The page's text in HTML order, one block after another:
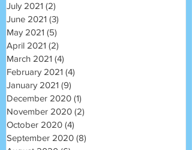
July 2021 (2)
June 2021 (3)
May 2021 (5)
April 2021 (2)
March 2021 (4)
February 2021 (4)
January 2021 (9)
December 2020 (1)
November 2020 (2)
October 2020 (4)
September 2020 (8)